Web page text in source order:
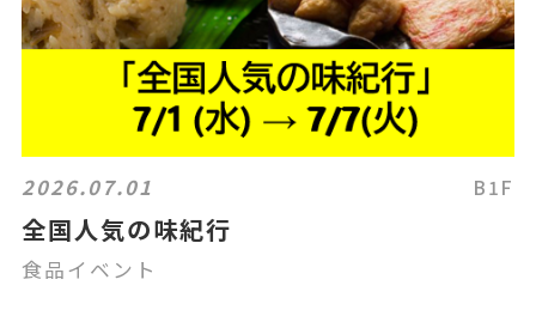
2026.07.01 B1F
全国人気の味紀行
食品イベント